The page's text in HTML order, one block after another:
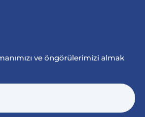
ve öngörülerimizi almak